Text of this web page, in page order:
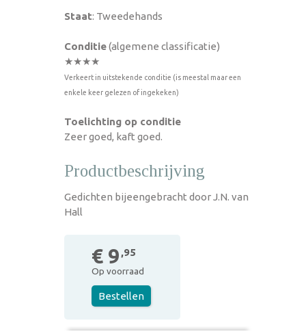
Staat: Tweedehands
Conditie(algemene classificatie)
★★★★
Verkeert in uitstekende conditie (is meestal maar een
enkele keer gelezen of ingekeken)
Toelichting op conditie
Zeer goed, kaft goed.
Productbeschrijving
Gedichten bijeengebracht door J.N. van
Hall
€ 9 ,95
Op voorraad
Bestellen